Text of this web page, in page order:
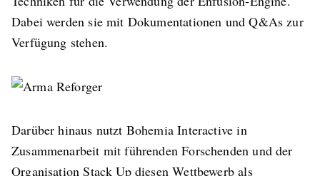
Dabei werden sie mit Dokumentationen und Q&As zur
Verfügung stehen.
Darüber hinaus nutzt Bohemia Interactive in
Zusammenarbeit mit führenden Forschenden und der
Organisation Stack Up diesen Wettbewerb als